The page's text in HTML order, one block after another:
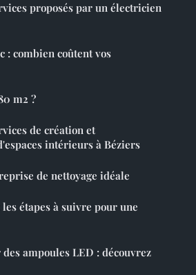
proposés par un électricien
combien coûtent vos
m2 ?
de création et
intérieurs à Béziers
de nettoyage idéale
étapes à suivre pour une
ampoules LED : découvrez